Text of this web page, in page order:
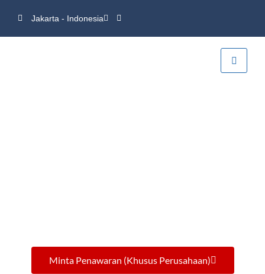
Jakarta - Indonesia
Minta Penawaran (Khusus Perusahaan)